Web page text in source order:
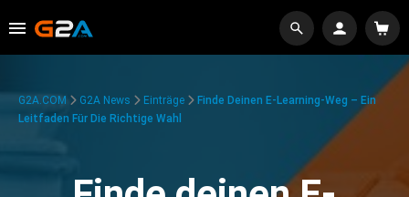
G2A.COM G2A News Einträge
Finde Deinen E-Learning-Weg – Ein
Leitfaden Für Die Richtige Wahl